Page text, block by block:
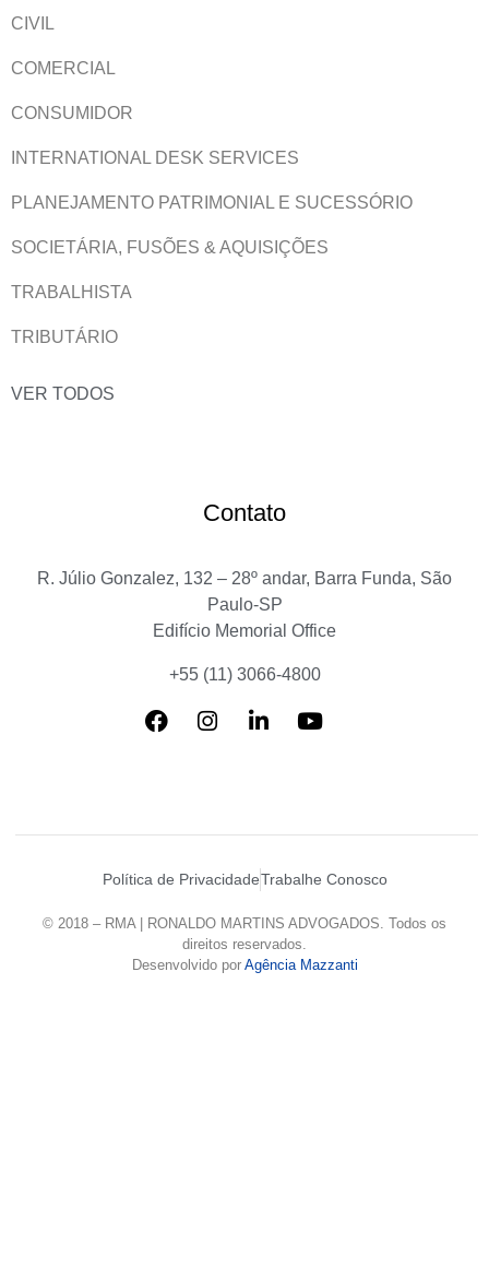
CIVIL
COMERCIAL
CONSUMIDOR
INTERNATIONAL DESK SERVICES
PLANEJAMENTO PATRIMONIAL E SUCESSÓRIO
SOCIETÁRIA, FUSÕES & AQUISIÇÕES
TRABALHISTA
TRIBUTÁRIO
VER TODOS
Contato
R. Júlio Gonzalez, 132 – 28º andar, Barra Funda, São
Paulo-SP
Edifício Memorial Office
+55 (11) 3066-4800
© 2018 – RMA | RONALDO MARTINS ADVOGADOS. Todos os
direitos reservados.
Desenvolvido por Agência Mazzanti
Política de PrivacidadeTrabalhe Conosco